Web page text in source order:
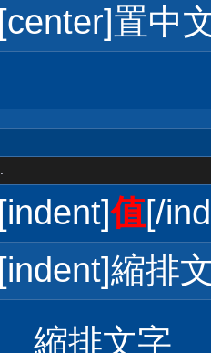
[center]置中
[indent]值[/
[indent]縮排
縮排文字